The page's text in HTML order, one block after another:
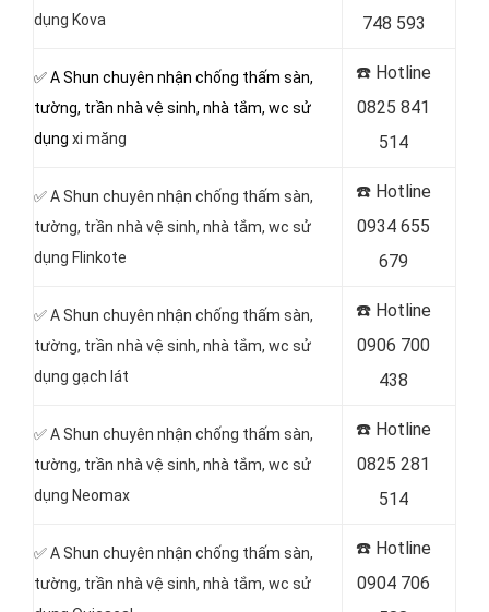
dụng Kova
748 593
✅ A Shun chuyên nhận chống thấm sàn,
tường, trần nhà vệ sinh, nhà tắm, wc sử
dụng xi măng
☎️ Hotline
0825 841
514
✅ A Shun chuyên nhận chống thấm sàn,
tường, trần nhà vệ sinh, nhà tắm, wc sử
dụng Flinkote
☎️ Hotline
0934 655
679
✅ A Shun chuyên nhận chống thấm sàn,
tường, trần nhà vệ sinh, nhà tắm, wc sử
dụng gạch lát
☎️ Hotline
0906 700
438
✅ A Shun chuyên nhận chống thấm sàn,
tường, trần nhà vệ sinh, nhà tắm, wc sử
dụng Neomax
☎️ Hotline
0825 281
514
✅ A Shun chuyên nhận chống thấm sàn,
tường, trần nhà vệ sinh, nhà tắm, wc sử
☎️ Hotline
0904 706